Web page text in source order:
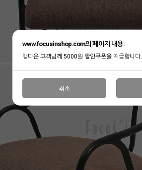
www.focusinshop.com의 페이지 내용:
앱다운 고객님께 5000원 할인쿠폰을 지급합니다.
취소